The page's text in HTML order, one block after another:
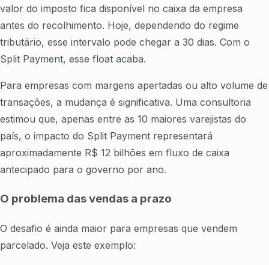
valor do imposto fica disponível no caixa da empresa
antes do recolhimento. Hoje, dependendo do regime
tributário, esse intervalo pode chegar a 30 dias. Com o
Split Payment, esse float acaba.
Para empresas com margens apertadas ou alto volume de
transações, a mudança é significativa. Uma consultoria
estimou que, apenas entre as 10 maiores varejistas do
país, o impacto do Split Payment representará
aproximadamente R$ 12 bilhões em fluxo de caixa
antecipado para o governo por ano.
O problema das vendas a prazo
O desafio é ainda maior para empresas que vendem
parcelado. Veja este exemplo: